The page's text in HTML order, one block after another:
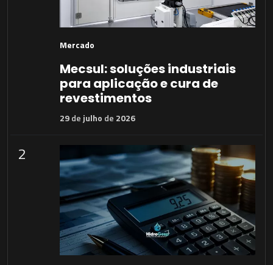
Mercado
Mecsul: soluções industriais
para aplicação e cura de
revestimentos
29de julho de 2026
2